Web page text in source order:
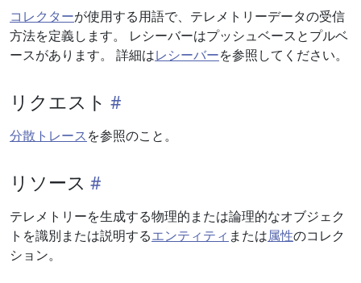
コレクターが使用する用語で、テレメトリーデータの受信
方法を定義します。 レシーバーはプッシュベースとプルベ
ースがあります。 詳細はレシーバーを参照してください。
リクエスト
分散トレースを参照のこと。
リソース
テレメトリーを生成する物理的または論理的なオブジェク
トを識別または説明するエンティティ または属性のコレク
ション。